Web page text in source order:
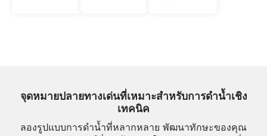
จุดหมายปลายทางเด่นที่เหมาะสำหรับการดำน้ำเชิง
เทคนิค
ลองรูปแบบการดำน้ำที่หลากหลาย พัฒนาทักษะของคุณ